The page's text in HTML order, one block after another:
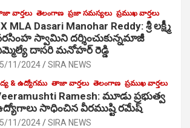
వార్తలు తెలంగాణ ప్రజా సమస్యలు ప్రముఖ వార్తలు
MLA Dasari Manohar Reddy: శ్రీ లక్ష్మీ
స్వామిని దర్శించుకున్నమాజీ
దాసరి మనోహర్ రెడ్డి
11/2024 SIRA NEWS
& ఉద్యోగము తాజా వార్తలు తెలంగాణ ప్రముఖ వార్తలు
Ramesh: మూడు ప్రభుత్వ
సాధించిన వీరముష్టి రమేష్
11/2024 SIRA NEWS